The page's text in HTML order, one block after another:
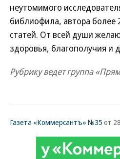
неутомимого
библиофила, автора более
статей. От всей души
здоровья, благополучия и
Рубрику ведет группа
Газета «Коммерсантъ» №35 от